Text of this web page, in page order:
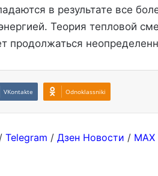
в результате все
Теория тепловой
продолжаться
VKontakte Odnoklassniki
Telegram / Дзен Новости / MAX